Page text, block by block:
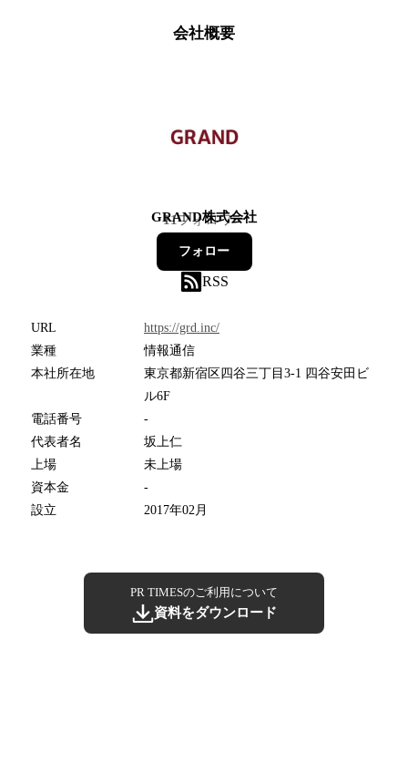
会社概要
GRAND株式会社
11フォロワー
フォロー
RSS
URL
https://grd.inc/
業種
情報通信
本社所在地
東京都新宿区四谷三丁目3-1 四谷安田ビ
ル6F
電話番号
-
代表者名
坂上仁
上場
未上場
資本金
-
設立
2017年02月
PR TIMESのご利用について
資料をダウンロード